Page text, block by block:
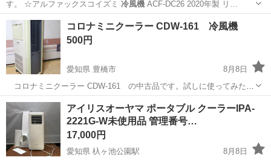
す。 ☆アルファックスコイズミ 冷風機ACF-DC26 2020年製 リ…
北海道 札幌市 東区役所前駅
コロナミニクーラー CDW-161 冷風機
500円
愛知県 豊橋市
8月8日
コロナミニクーラー CDW-161 の中古品です。試しに使ってみたと
ころ冷風が出ました。外観はヤケや汚れ、テープ跡などあります。特
に大きな傷みはありません。エアフィルターは紛失しています。説明
書はありませんがメーカーホーム...
愛知 豊橋市 季節、空調家電
アイリスオーヤマ ポータブル クーラーIPA-
2221G-W未使用品 管理番号…
17,000円
愛知県 杁ヶ池公園駅 8月8日